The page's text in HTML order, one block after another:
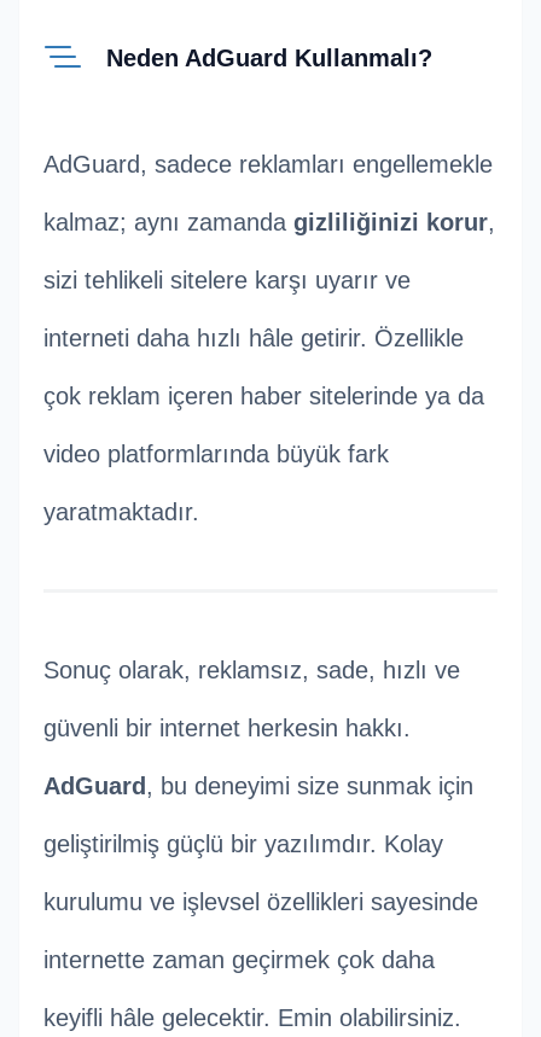
Neden AdGuard Kullanmalı?
AdGuard, sadece reklamları engellemekle
kalmaz; aynı zamanda gizliliğinizi korur,
sizi tehlikeli sitelere karşı uyarır ve
interneti daha hızlı hâle getirir. Özellikle
çok reklam içeren haber sitelerinde ya da
video platformlarında büyük fark
yaratmaktadır.
Sonuç olarak, reklamsız, sade, hızlı ve
güvenli bir internet herkesin hakkı.
AdGuard , bu deneyimi size sunmak için
geliştirilmiş güçlü bir yazılımdır. Kolay
kurulumu ve işlevsel özellikleri sayesinde
internette zaman geçirmek çok daha
keyifli hâle gelecektir. Emin olabilirsiniz.